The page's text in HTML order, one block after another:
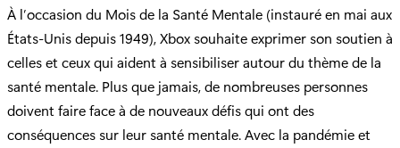
:
À l’occasion du Mois de la Santé Mentale (instauré en mai aux
États-Unis depuis 1949), Xbox souhaite exprimer son soutien à
celles et ceux qui aident à sensibiliser autour du thème de la
santé mentale. Plus que jamais, de nombreuses personnes
doivent faire face à de nouveaux défis qui ont des
conséquences sur leur santé mentale. Avec la pandémie et